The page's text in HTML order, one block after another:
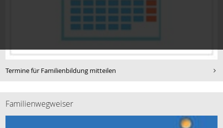
Termine für Familienbildung mitteilen
Familienwegweiser